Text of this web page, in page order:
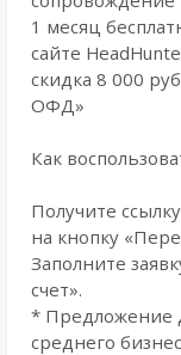
1 месяц
сайте
скидка 8 000
ОФД»
Как
Получите
на кнопку
Заполните
счет».
* Предложение
среднего